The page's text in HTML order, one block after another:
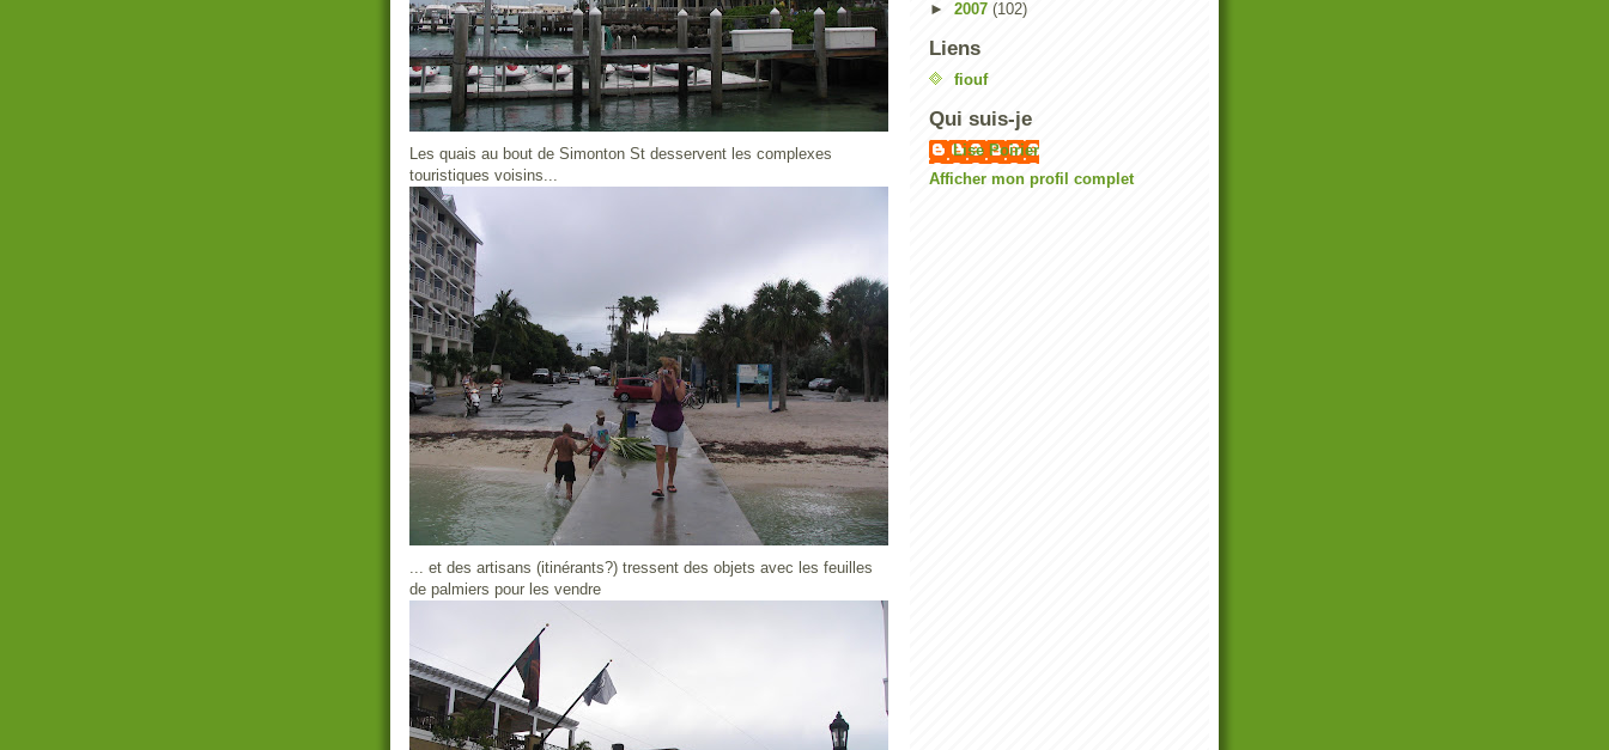
Les quais au bout de Simonton St desservent les complexes
touristiques voisins...
... et des artisans (itinérants?) tressent des objets avec les feuilles
de palmiers pour les vendre
► 2007 (102)
Liens
fiouf
Qui suis-je
Lise Poirier
Afficher mon profil complet